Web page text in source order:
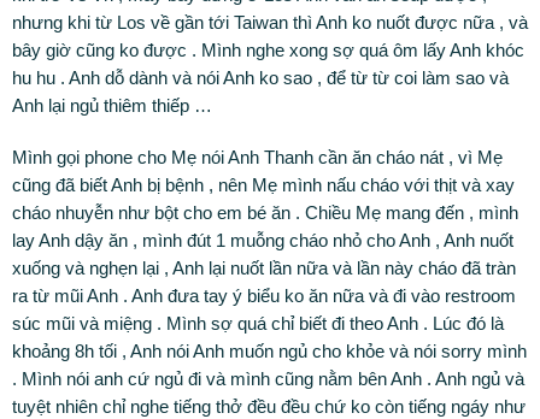
nhưng khi từ Los về gần tới Taiwan thì Anh ko nuốt được nữa , và
bây giờ cũng ko được . Mình nghe xong sợ quá ôm lấy Anh khóc
hu hu . Anh dỗ dành và nói Anh ko sao , để từ từ coi làm sao và
Anh lại ngủ thiêm thiếp …
Mình gọi phone cho Mẹ nói Anh Thanh cần ăn cháo nát , vì Mẹ
cũng đã biết Anh bị bệnh , nên Mẹ mình nấu cháo với thịt và xay
cháo nhuyễn như bột cho em bé ăn . Chiều Mẹ mang đến , mình
lay Anh dậy ăn , mình đút 1 muỗng cháo nhỏ cho Anh , Anh nuốt
xuống và nghẹn lại , Anh lại nuốt lần nữa và lần này cháo đã tràn
ra từ mũi Anh . Anh đưa tay ý biểu ko ăn nữa và đi vào restroom
súc mũi và miệng . Mình sợ quá chỉ biết đi theo Anh . Lúc đó là
khoảng 8h tối , Anh nói Anh muốn ngủ cho khỏe và nói sorry mình
. Mình nói anh cứ ngủ đi và mình cũng nằm bên Anh . Anh ngủ và
tuyệt nhiên chỉ nghe tiếng thở đều đều chứ ko còn tiếng ngáy như